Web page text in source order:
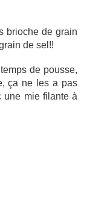
brioche de grain
de sel!!
de pousse,
ça ne les a pas
une mie filante à